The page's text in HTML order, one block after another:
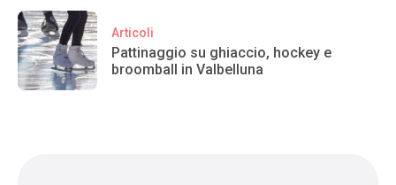
Articoli
Pattinaggio su ghiaccio, hockey e
broomball in Valbelluna